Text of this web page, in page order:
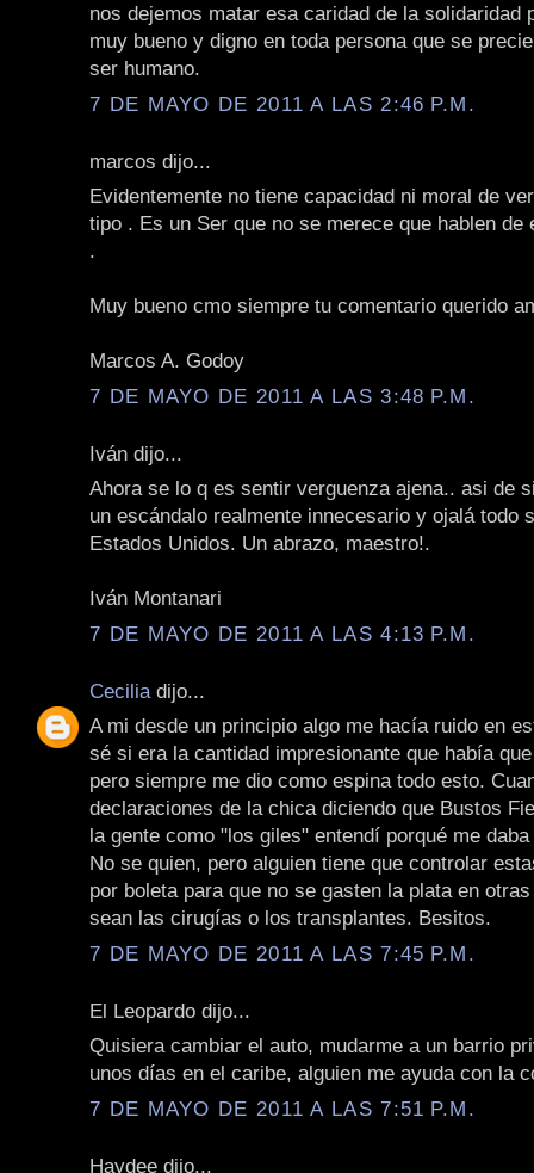
nos dejemos matar esa caridad de la solidaridad
muy bueno y digno en toda persona que se
ser humano.
7 DE MAYO DE 2011 A LAS 2:46 P.M.
marcos dijo...
Evidentemente no tiene capacidad ni moral de
tipo . Es un Ser que no se merece que hablen de
.
Muy bueno cmo siempre tu comentario querido
Marcos A. Godoy
7 DE MAYO DE 2011 A LAS 3:48 P.M.
Iván dijo...
Ahora se lo q es sentir verguenza ajena.. asi de
un escándalo realmente innecesario y ojalá todo
Estados Unidos. Un abrazo, maestro!.
Iván Montanari
7 DE MAYO DE 2011 A LAS 4:13 P.M.
Cecilia dijo...
A mi desde un principio algo me hacía ruido en
sé si era la cantidad impresionante que había
pero siempre me dio como espina todo esto.
declaraciones de la chica diciendo que Bustos
la gente como "los giles" entendí porqué me
No se quien, pero alguien tiene que controlar
por boleta para que no se gasten la plata en
sean las cirugías o los transplantes. Besitos.
7 DE MAYO DE 2011 A LAS 7:45 P.M.
El Leopardo dijo...
Quisiera cambiar el auto, mudarme a un barrio
unos días en el caribe, alguien me ayuda con la
7 DE MAYO DE 2011 A LAS 7:51 P.M.
Haydee dijo...